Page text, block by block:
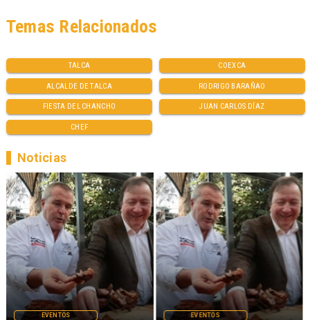
TALCA COEXCA
ALCALDE DE TALCA RODRIGO BARAÑAO
FIESTA DEL CHANCHO JUAN CARLOS DÍAZ
CHEF
Temas Relacionados
EVENTOS EVENTOS
Noticias